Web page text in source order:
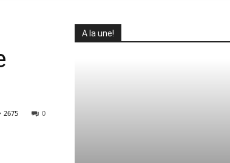
0
2675
A la une!